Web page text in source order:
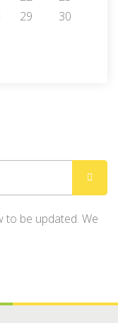
29
30
be updated. We